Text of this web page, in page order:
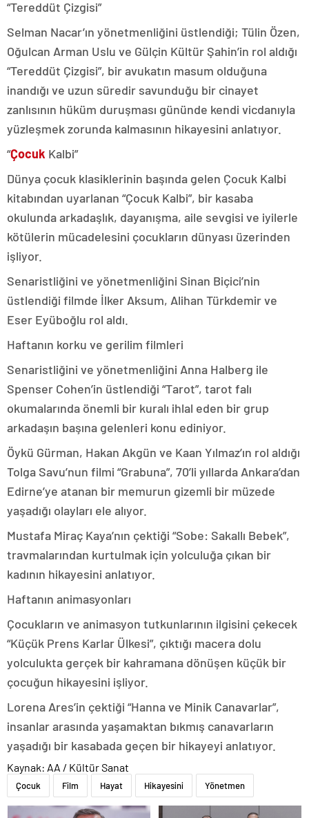
“Tereddüt Çizgisi”
Selman Nacar’ın yönetmenliğini üstlendiği; Tülin Özen,
Oğulcan Arman Uslu ve Gülçin Kültür Şahin’in rol aldığı
“Tereddüt Çizgisi”, bir avukatın masum olduğuna
inandığı ve uzun süredir savunduğu bir cinayet
zanlısının hüküm duruşması gününde kendi vicdanıyla
yüzleşmek zorunda kalmasının hikayesini anlatıyor.
“Çocuk Kalbi”
Dünya çocuk klasiklerinin başında gelen Çocuk Kalbi
kitabından uyarlanan “Çocuk Kalbi”, bir kasaba
okulunda arkadaşlık, dayanışma, aile sevgisi ve iyilerle
kötülerin mücadelesini çocukların dünyası üzerinden
işliyor.
Senaristliğini ve yönetmenliğini Sinan Biçici’nin
üstlendiği filmde İlker Aksum, Alihan Türkdemir ve
Eser Eyüboğlu rol aldı.
Haftanın korku ve gerilim filmleri
Senaristliğini ve yönetmenliğini Anna Halberg ile
Spenser Cohen’in üstlendiği “Tarot”, tarot falı
okumalarında önemli bir kuralı ihlal eden bir grup
arkadaşın başına gelenleri konu ediniyor.
Öykü Gürman, Hakan Akgün ve Kaan Yılmaz’ın rol aldığı
Tolga Savu’nun filmi “Grabuna”, 70’li yıllarda Ankara’dan
Edirne’ye atanan bir memurun gizemli bir müzede
yaşadığı olayları ele alıyor.
Mustafa Miraç Kaya’nın çektiği “Sobe: Sakallı Bebek”,
travmalarından kurtulmak için yolculuğa çıkan bir
kadının hikayesini anlatıyor.
Haftanın animasyonları
Çocukların ve animasyon tutkunlarının ilgisini çekecek
“Küçük Prens Karlar Ülkesi”, çıktığı macera dolu
yolculukta gerçek bir kahramana dönüşen küçük bir
çocuğun hikayesini işliyor.
Lorena Ares’in çektiği “Hanna ve Minik Canavarlar”,
insanlar arasında yaşamaktan bıkmış canavarların
yaşadığı bir kasabada geçen bir hikayeyi anlatıyor.
Kaynak: AA / Kültür Sanat
Çocuk Film Hayat Hikayesini Yönetmen